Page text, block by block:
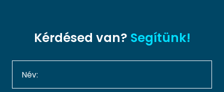
Kérdésed van? Segítünk!